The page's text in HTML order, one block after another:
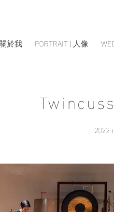
於我 PORTRAIT | 人像
2022